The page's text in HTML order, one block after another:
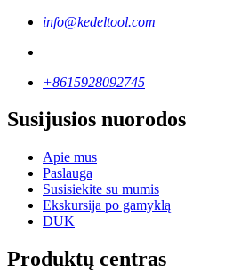
info@kedeltool.com
+8615928092745
Susijusios nuorodos
Apie mus
Paslauga
Susisiekite su mumis
Ekskursija po gamyklą
DUK
Produktų centras